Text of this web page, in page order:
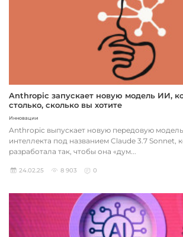
Anthropic запускает новую модель ИИ,
столько, сколько вы хотите
Инновации
Anthropic выпускает новую передовую
интеллекта под названием Claude 3.7 Sonnet,
разработала так, чтобы она «дум...
24.02.25 8 903 0